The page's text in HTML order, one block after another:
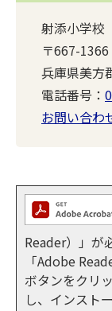
射添小学校
〒667-1366
兵庫県美方
電話番号：
お問い合わ
Reader）」が
「Adobe
ボタンをクリ
し、インスト